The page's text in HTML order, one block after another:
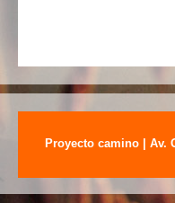
Proyecto camino | Av.